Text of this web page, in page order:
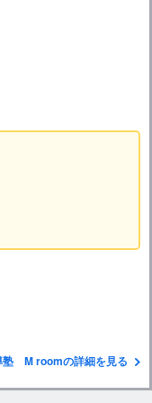
塾 M roomの詳細を見る